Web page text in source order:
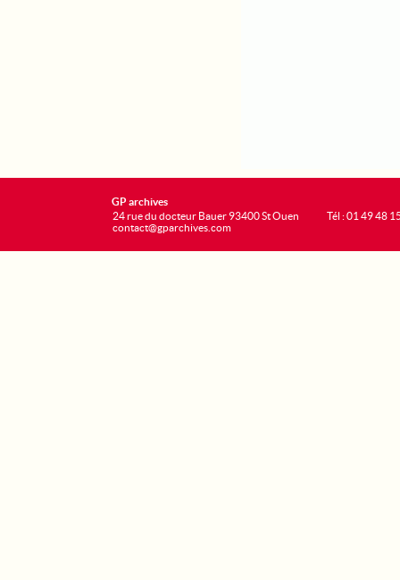
GP archives
24 rue du docteur Bauer 93400 St Ouen
contact@gparchives.com
Tél : 01 49 48